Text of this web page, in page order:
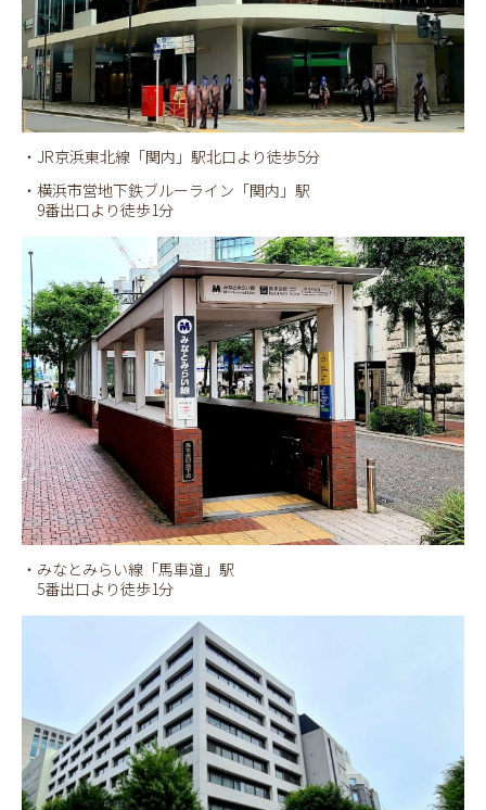
・JR京浜東北線「関内」駅北口より徒歩5分
・横浜市営地下鉄ブルーライン「関内」駅
9番出口より徒歩1分
・みなとみらい線「馬車道」駅
5番出口より徒歩1分